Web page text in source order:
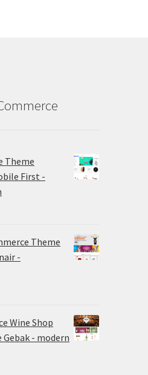
Theme
First -
Theme
-
Wine Shop
- modern